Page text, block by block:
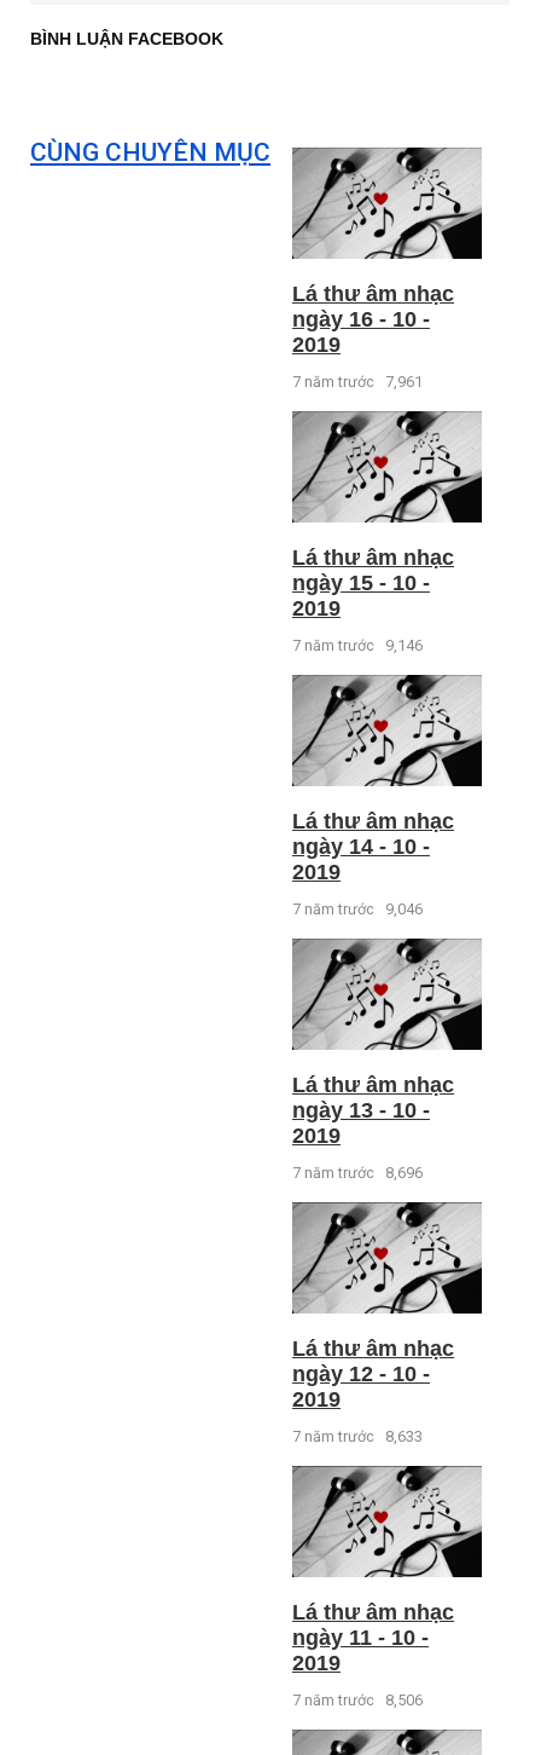
BÌNH LUẬN FACEBOOK
CÙNG CHUYÊN MỤC
Lá thư âm nhạc
ngày 16 - 10 -
2019
7 năm trước 7,961
Lá thư âm nhạc
ngày 15 - 10 -
2019
7 năm trước 9,146
Lá thư âm nhạc
ngày 14 - 10 -
2019
7 năm trước 9,046
Lá thư âm nhạc
ngày 13 - 10 -
2019
7 năm trước 8,696
Lá thư âm nhạc
ngày 12 - 10 -
2019
7 năm trước 8,633
Lá thư âm nhạc
ngày 11 - 10 -
2019
7 năm trước 8,506